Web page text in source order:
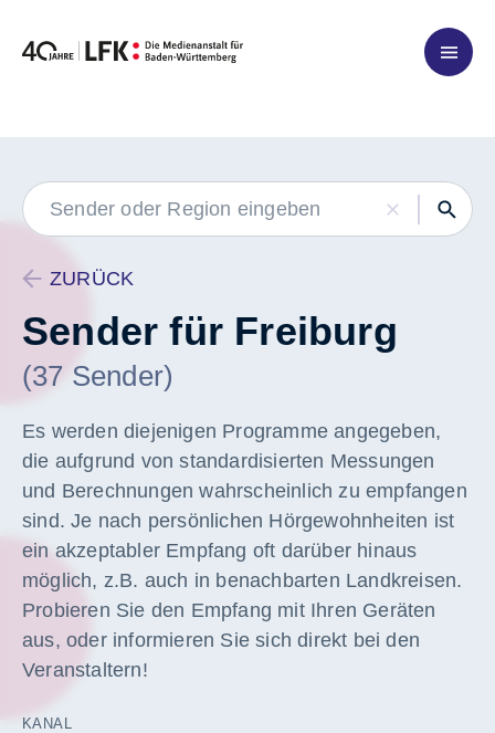
Zum Inhalt springen
LABEL
ZURÜCK
Sender für Freiburg
(37 Sender)
Es werden diejenigen Programme angegeben,
die aufgrund von standardisierten Messungen
und Berechnungen wahrscheinlich zu empfangen
sind. Je nach persönlichen Hörgewohnheiten ist
ein akzeptabler Empfang oft darüber hinaus
möglich, z.B. auch in benachbarten Landkreisen.
Probieren Sie den Empfang mit Ihren Geräten
aus, oder informieren Sie sich direkt bei den
Veranstaltern!
KANAL